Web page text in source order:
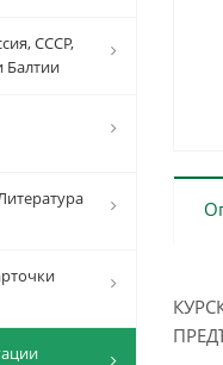
СССР,
Балтии